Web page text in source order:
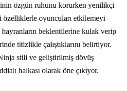
özgün ruhunu korurken yenilikçi
oyuncuları etkilemeyi
beklentilerine kulak verip
titizlikle çalıştıklarını belirtiyor.
stili ve geliştirilmiş dövüş
halkası olarak öne çıkıyor.